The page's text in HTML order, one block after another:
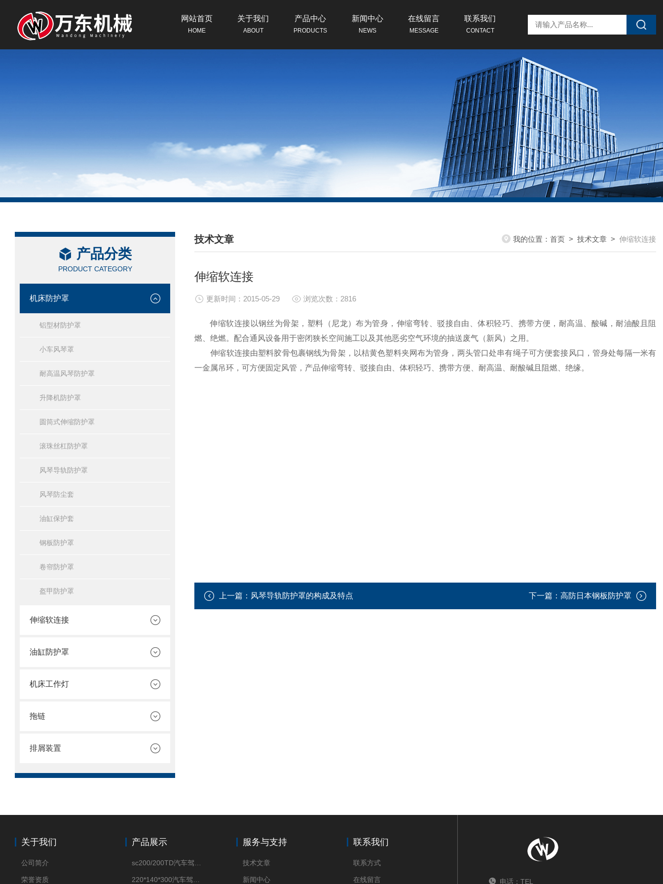
网站首页
HOME
关于我们
ABOUT
产品中心
PRODUCTS
新闻中心
NEWS
在线留言
MESSAGE
联系我们
CONTACT
产品分类
PRODUCT CATEGORY
机床防护罩
铝型材防护罩
小车风琴罩
耐高温风琴防护罩
升降机防护罩
圆筒式伸缩防护罩
滚珠丝杠防护罩
风琴导轨防护罩
风琴防尘套
油缸保护套
钢板防护罩
卷帘防护罩
盔甲防护罩
伸缩软连接
油缸防护罩
机床工作灯
拖链
排屑装置
技术文章
/ TECHNICAL ARTICLES
我的位置： 首页 > 技术文章 > 伸缩软连接
伸缩软连接
更新时间：2015-05-29 浏览次数：2816
伸缩软连接以钢丝为骨架，塑料（尼龙）布为管身，伸缩弯转、驳接自由、体积轻巧、携带方便，耐高温、酸碱，耐油酸且阻
燃、绝燃。配合通风设备用于密闭狭长空间施工以及其他恶劣空气环境的抽送废气（新风）之用。
伸缩软连接由塑料胶骨包裹钢线为骨架，以桔黄色塑料夹网布为管身，两头管口处串有绳子可方便套接风口，管身处每隔一米有
一金属吊环，可方便固定风管，产品伸缩弯转、驳接自由、体积轻巧、携带方便、耐高温、耐酸碱且阻燃、绝缘。
上一篇： 风琴导轨防护罩的构成及特点 下一篇： 高防日本钢板防护罩
关于我们
公司简介
荣誉资质
产品展示 服务与支持
技术文章
新闻中心
联系我们
联系方式
在线留言 电话：TEL